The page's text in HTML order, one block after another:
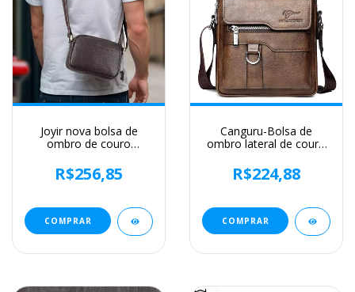
Joyir nova bolsa de
ombro de couro
grande capacidade
horizontal vintage lichia
saco inclinado para
homem
R$256,85
COMPRAR
Canguru-Bolsa de
ombro lateral de couro
crossbody, mensageiro
de negócios, bolsa
marido, marca de luxo
R$224,88
COMPRAR